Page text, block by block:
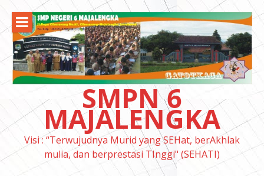
konten
SMPN 6
MAJALENGKA
Visi : “Terwujudnya Murid yang SEHat, berAkhlak
mulia, dan berprestasi TInggi" (SEHATI)